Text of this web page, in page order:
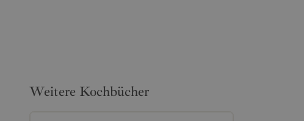
Weitere Kochbücher